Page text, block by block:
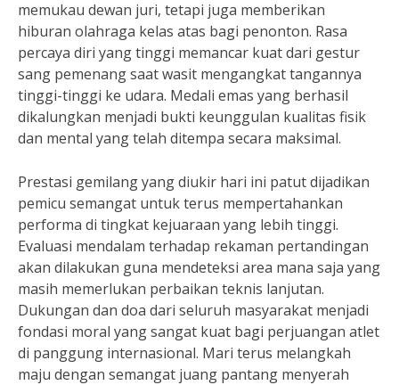
memukau dewan juri, tetapi juga memberikan
hiburan olahraga kelas atas bagi penonton. Rasa
percaya diri yang tinggi memancar kuat dari gestur
sang pemenang saat wasit mengangkat tangannya
tinggi-tinggi ke udara. Medali emas yang berhasil
dikalungkan menjadi bukti keunggulan kualitas fisik
dan mental yang telah ditempa secara maksimal.
Prestasi gemilang yang diukir hari ini patut dijadikan
pemicu semangat untuk terus mempertahankan
performa di tingkat kejuaraan yang lebih tinggi.
Evaluasi mendalam terhadap rekaman pertandingan
akan dilakukan guna mendeteksi area mana saja yang
masih memerlukan perbaikan teknis lanjutan.
Dukungan dan doa dari seluruh masyarakat menjadi
fondasi moral yang sangat kuat bagi perjuangan atlet
di panggung internasional. Mari terus melangkah
maju dengan semangat juang pantang menyerah